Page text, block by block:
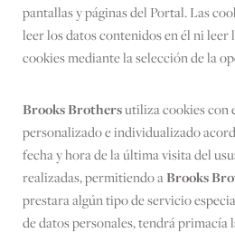
pantallas y páginas del Portal. Las
leer los datos contenidos en él ni
cookies mediante la selección de la
Brooks Brothersutiliza cookies con
personalizado e individualizado
fecha y hora de la última visita del
realizadas, permitiendo aBrooks
prestara algún tipo de servicio
de datos personales, tendrá